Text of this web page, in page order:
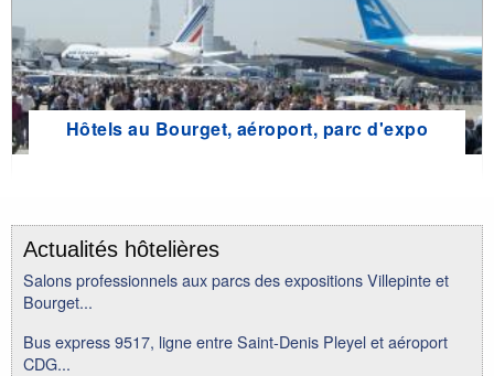
Hôtels au Bourget, aéroport, parc d'expo
Actualités hôtelières
Salons professionnels aux parcs des expositions Villepinte et
Bourget...
Bus express 9517, ligne entre Saint-Denis Pleyel et aéroport
CDG...